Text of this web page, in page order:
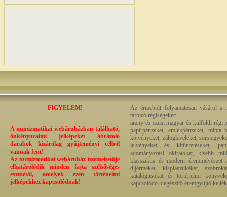
FIGYELEM!
A numizmatikai webáruházban található,
önkényuralmi jelképeket ábrázoló
darabok kizárólag gyűjteményi célból
vannak fent!
Az numizmatikai webáruház üzemeltetője
elhatárolódik minden fajta szélsőséges
eszmétől, amelyek ezen történelmi
jelképekhez kapcsolódnak!
Az érmebolt folyamatosan vásárol a
tartozó régiségeket:
arany és ezüst magyar és külföldi régi
papírpénzeket, emlékpénzeket, minta
kötvényeket, zálogleveleket,
jelvényeket és kitüntetéseket,
adományozási okiratokat, kisebb
klasszikus és modern éremművészet
díjérmeket, kisplasztikákat,
katalógusokat és történelmi
kapcsolódó kiegészítő éremgyűjtő